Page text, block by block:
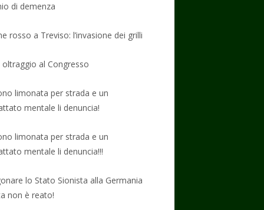
di demenza
rosso a Treviso: l’invasione dei grilli
oltraggio al Congresso
limonata per strada e un
mentale li denuncia!
limonata per strada e un
mentale li denuncia!!!
lo Stato Sionista alla Germania
non è reato!